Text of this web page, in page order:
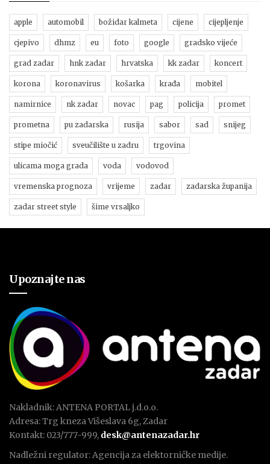
apple automobil božidar kalmeta cijene cijepljenje
cjepivo dhmz eu foto google gradsko vijeće
grad zadar hnk zadar hrvatska kk zadar koncert
korona koronavirus košarka krađa mobitel
namirnice nk zadar novac pag policija promet
prometna pu zadarska rusija sabor sad snijeg
stipe miočić sveučilište u zadru trgovina
ulicama moga grada voda vodovod
vremenska prognoza vrijeme zadar zadarska županija
zadar street style šime vrsaljko
Upoznajte nas
Nakladnik: ANTENA PORTAL j.d.o.o.
Adresa: Trg kneza Višeslava 6g, Zadar
Kontakt: 023/777-999, desk@antenazadar.hr
Nadležni regulator: Agencija za elektorničke medije.